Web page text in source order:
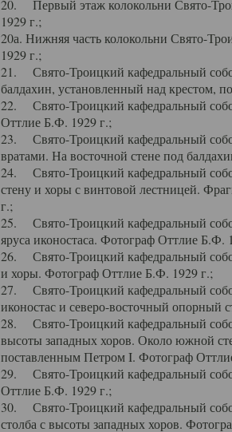
20. Первый этаж колокольни Свято-
1929 г.;
20а. Нижняя часть колокольни Свято-
1929 г.;
21. Свято-Троицкий кафедральный
балдахин, установленный над крестом,
22. Свято-Троицкий кафедральный
Оттлие Б.Ф. 1929 г.;
23. Свято-Троицкий кафедральный
вратами. На восточной стене под
24. Свято-Троицкий кафедральный
стену и хоры с винтовой лестницей.
г.;
25. Свято-Троицкий кафедральный
яруса иконостаса. Фотограф Оттлие Б.Ф.
26. Свято-Троицкий кафедральный
и хоры. Фотограф Оттлие Б.Ф. 1929 г.;
27. Свято-Троицкий кафедральный
иконостас и северо-восточный опорный
28. Свято-Троицкий кафедральный
высоты западных хоров. Около южной
поставленным Петром I. Фотограф
29. Свято-Троицкий кафедральный
Оттлие Б.Ф. 1929 г.;
30. Свято-Троицкий кафедральный
столба с высоты западных хоров.